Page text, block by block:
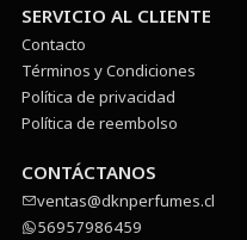
SERVICIO AL CLIENTE
Contacto
Términos y Condiciones
Política de privacidad
Política de reembolso
CONTÁCTANOS
ventas@dknperfumes.cl
56957986459